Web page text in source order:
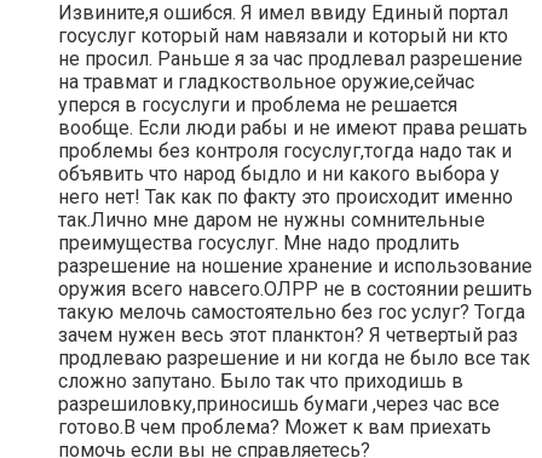
Извините,я ошибся. Я имел ввиду Единый портал
госуслуг который нам навязали и который ни кто
не просил. Раньше я за час продлевал разрешение
на травмат и гладкоствольное оружие,сейчас
уперся в госуслуги и проблема не решается
вообще. Если люди рабы и не имеют права решать
проблемы без контроля госуслуг,тогда надо так и
объявить что народ быдло и ни какого выбора у
него нет! Так как по факту это происходит именно
так.Лично мне даром не нужны сомнительные
преимущества госуслуг. Мне надо продлить
разрешение на ношение хранение и использование
оружия всего навсего.ОЛРР не в состоянии решить
такую мелочь самостоятельно без гос услуг? Тогда
зачем нужен весь этот планктон? Я четвертый раз
продлеваю разрешение и ни когда не было все так
сложно запутано. Было так что приходишь в
разрешиловку,приносишь бумаги ,через час все
готово.В чем проблема? Может к вам приехать
помочь если вы не справляетесь?